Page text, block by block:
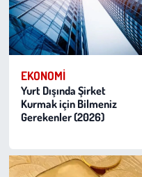
EKONOMI
Yurt Dışında Şirket
Kurmak için Bilmeniz
Gerekenler (2026)